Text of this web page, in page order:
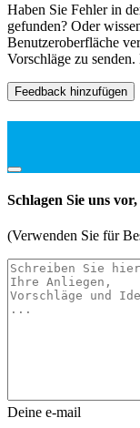
Haben Sie Fehler in
gefunden? Oder
Benutzeroberfläche
Vorschläge zu
Feedback hinzufügen
Schlagen Sie uns
(Verwenden Sie für
Deine e-mail